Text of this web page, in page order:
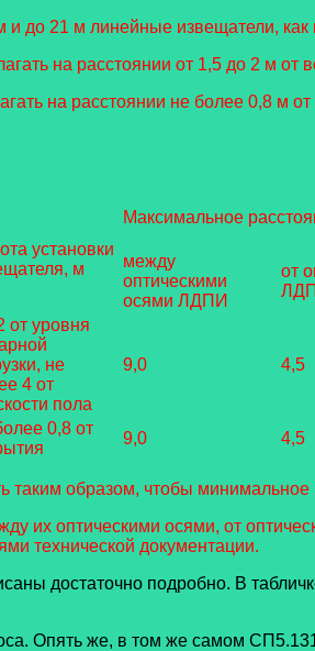
21 м линейные извещатели, как
на расстоянии от 1,5 до 2 м
на расстоянии не более 0,8 м
установки
м
Максимальное
между
оптическими
осями ЛДПИ
от
от уровня
не
4 от
пола
9,0 4,5
0,8 от
9,0 4,5
таким образом, чтобы
их оптическими осями, от
технической документации.
достаточно подробно. В
Опять же, в том же самом